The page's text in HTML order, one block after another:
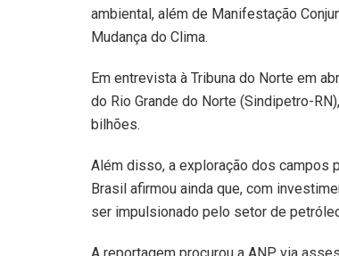
ambiental, além de Manifestação
Mudança do Clima.
Em entrevista à Tribuna do Norte em
do Rio Grande do Norte (Sindipetro-
bilhões.
Além disso, a exploração dos campos
Brasil afirmou ainda que, com
ser impulsionado pelo setor de